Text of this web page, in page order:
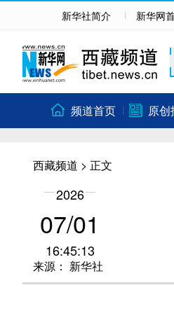
新华社简介 新华网
频道首页 原创
西藏频道 > 正文
2026
07/01
16:45:13
来源： 新华社